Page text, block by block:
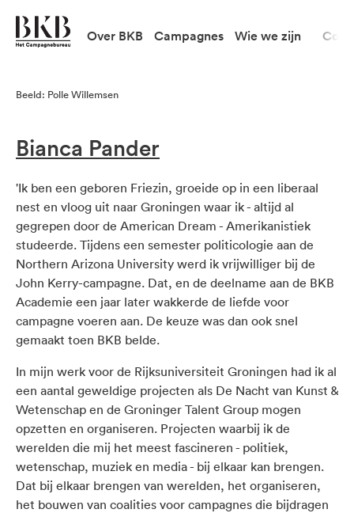
Over BKB Campagnes Wie we zijn
Beeld: Polle Willemsen
Bianca Pander
'Ik ben een geboren Friezin, groeide op in een liberaal
nest en vloog uit naar Groningen waar ik - altijd al
gegrepen door de American Dream - Amerikanistiek
studeerde. Tijdens een semester politicologie aan de
Northern Arizona University werd ik vrijwilliger bij de
John Kerry-campagne. Dat, en de deelname aan de BKB
Academie een jaar later wakkerde de liefde voor
campagne voeren aan. De keuze was dan ook snel
gemaakt toen BKB belde.
In mijn werk voor de Rijksuniversiteit Groningen had ik al
een aantal geweldige projecten als De Nacht van Kunst &
Wetenschap en de Groninger Talent Group mogen
opzetten en organiseren. Projecten waarbij ik de
werelden die mij het meest fascineren - politiek,
wetenschap, muziek en media - bij elkaar kan brengen.
Dat bij elkaar brengen van werelden, het organiseren,
het bouwen van coalities voor campagnes die bijdragen